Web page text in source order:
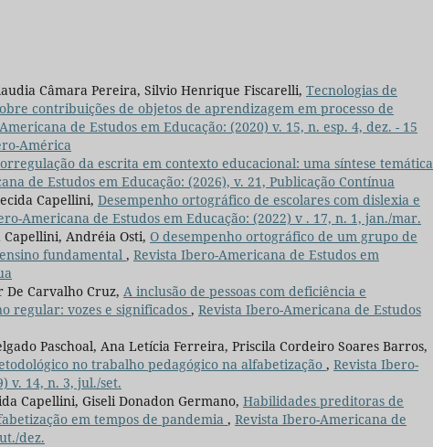
Câmara Pereira, Silvio Henrique Fiscarelli, Tecnologias de
contribuições de objetos de aprendizagem em processo de
de Estudos em Educação: (2020) v. 15, n. esp. 4, dez. - 15
América
da escrita em contexto educacional: uma síntese temática
de Estudos em Educação: (2026), v. 21, Publicação Contínua
Capellini, Desempenho ortográfico de escolares com dislexia e
Americana de Estudos em Educação: (2022) v . 17, n. 1, jan./mar.
Andréia Osti, O desempenho ortográfico de um grupo de
fundamental , Revista Ibero-Americana de Estudos em
De Carvalho Cruz, A inclusão de pessoas com deficiência e
regular: vozes e significados , Revista Ibero-Americana de Estudos
Paschoal, Ana Letícia Ferreira, Priscila Cordeiro Soares Barros,
no trabalho pedagógico na alfabetização , Revista Ibero-
v. 14, n. 3, jul./set.
Capellini, Giseli Donadon Germano, Habilidades preditoras de
em tempos de pandemia , Revista Ibero-Americana de
dez.